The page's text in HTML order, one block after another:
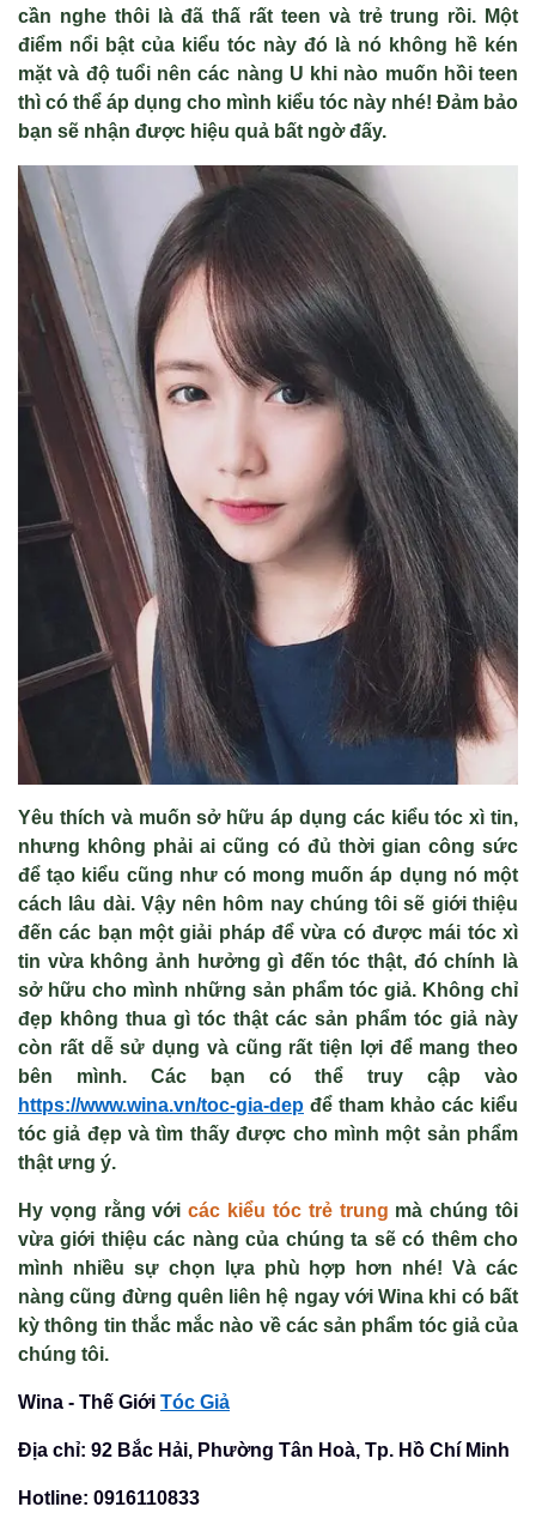
cần nghe thôi là đã thấ rất teen và trẻ trung rồi. Một
điểm nổi bật của kiểu tóc này đó là nó không hề kén
mặt và độ tuổi nên các nàng U khi nào muốn hồi teen
thì có thể áp dụng cho mình kiểu tóc này nhé! Đảm bảo
bạn sẽ nhận được hiệu quả bất ngờ đấy.
Yêu thích và muốn sở hữu áp dụng các kiểu tóc xì tin,
nhưng không phải ai cũng có đủ thời gian công sức
để tạo kiểu cũng như có mong muốn áp dụng nó một
cách lâu dài. Vậy nên hôm nay chúng tôi sẽ giới thiệu
đến các bạn một giải pháp để vừa có được mái tóc xì
tin vừa không ảnh hưởng gì đến tóc thật, đó chính là
sở hữu cho mình những sản phẩm tóc giả. Không chỉ
đẹp không thua gì tóc thật các sản phẩm tóc giả này
còn rất dễ sử dụng và cũng rất tiện lợi để mang theo
bên mình. Các bạn có thể truy cập vào
https://www.wina.vn/toc-gia-dep để tham khảo các kiểu
tóc giả đẹp và tìm thấy được cho mình một sản phẩm
thật ưng ý.
Hy vọng rằng vớicác kiểu tóc trẻ trung mà chúng tôi
vừa giới thiệu các nàng của chúng ta sẽ có thêm cho
mình nhiều sự chọn lựa phù hợp hơn nhé! Và các
nàng cũng đừng quên liên hệ ngay với Wina khi có bất
kỳ thông tin thắc mắc nào về các sản phẩm tóc giả của
chúng tôi.
Wina - Thế Giới Tóc Giả
Địa chỉ: 92 Bắc Hải, Phường Tân Hoà, Tp. Hồ Chí Minh
Hotline: 0916110833